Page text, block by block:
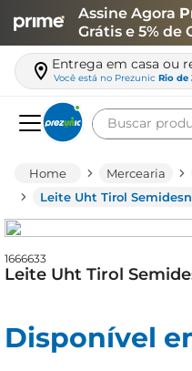
Assine Agora
Grátis e 5% de
Entrega em casa ou
Você está no Prezunic Rio de
Buscar
Mercearia
Leite Uht Tirol
1666633
Leite Uht Tirol
Disponível
leite
queijo
azeite